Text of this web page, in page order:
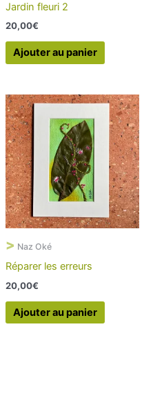
Jardin fleuri 2
20,00€
Ajouter au panier
> Naz Oké
Réparer les erreurs
20,00€
Ajouter au panier